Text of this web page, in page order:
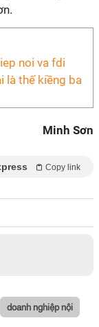
là thế kiềng ba
Minh Sơn
Copy link
doanh nghiệp nội